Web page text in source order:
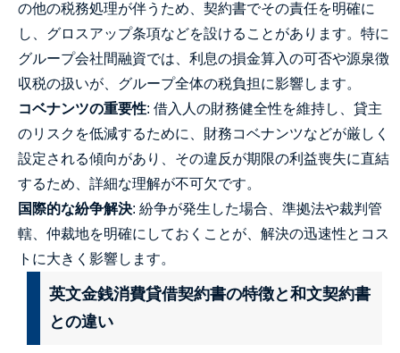
の他の税務処理が伴うため、契約書でその責任を明確に
し、グロスアップ条項などを設けることがあります。特に
グループ会社間融資では、利息の損金算入の可否や源泉徴
収税の扱いが、グループ全体の税負担に影響します。
コベナンツの重要性: 借入人の財務健全性を維持し、貸主
のリスクを低減するために、財務コベナンツなどが厳しく
設定される傾向があり、その違反が期限の利益喪失に直結
するため、詳細な理解が不可欠です。
国際的な紛争解決: 紛争が発生した場合、準拠法や裁判管
轄、仲裁地を明確にしておくことが、解決の迅速性とコス
トに大きく影響します。
英文金銭消費貸借契約書の特徴と和文契約書
との違い